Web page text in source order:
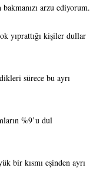
arzu ediyorum.
yıprattığı kişiler dullar
sürece bu ayrı
%9’u dul
bir kısmı eşinden ayrı